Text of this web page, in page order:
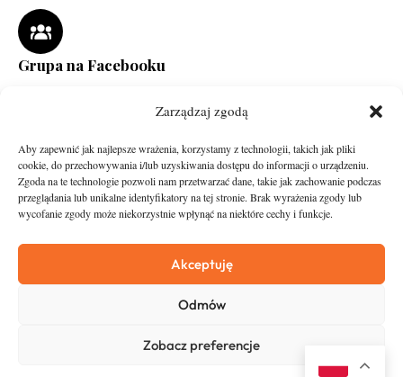
Zarządzaj zgodą
Aby zapewnić jak najlepsze wrażenia, korzystamy z technologii, takich jak pliki
cookie, do przechowywania i/lub uzyskiwania dostępu do informacji o urządzeniu.
Zgoda na te technologie pozwoli nam przetwarzać dane, takie jak zachowanie podczas
przeglądania lub unikalne identyfikatory na tej stronie. Brak wyrażenia zgody lub
wycofanie zgody może niekorzystnie wpłynąć na niektóre cechy i funkcje.
Akceptuję
Odmów
Zobacz preferencje
Grupa na Facebooku
Asfalt
O nas
Zostań Patronem
Kontakt